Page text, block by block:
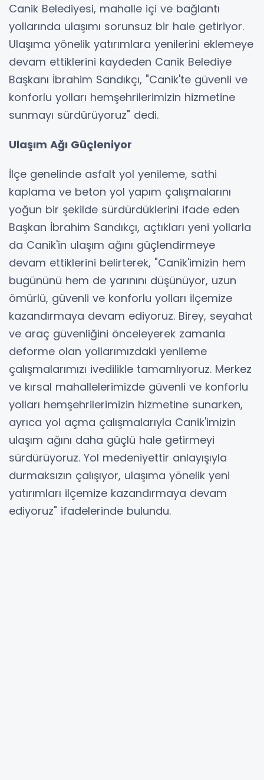
Canik Belediyesi, mahalle içi ve bağlantı
yollarında ulaşımı sorunsuz bir hale getiriyor.
Ulaşıma yönelik yatırımlara yenilerini eklemeye
devam ettiklerini kaydeden Canik Belediye
Başkanı İbrahim Sandıkçı, "Canik'te güvenli ve
konforlu yolları hemşehrilerimizin hizmetine
sunmayı sürdürüyoruz" dedi.
Ulaşım Ağı Güçleniyor
İlçe genelinde asfalt yol yenileme, sathi
kaplama ve beton yol yapım çalışmalarını
yoğun bir şekilde sürdürdüklerini ifade eden
Başkan İbrahim Sandıkçı, açtıkları yeni yollarla
da Canik'in ulaşım ağını güçlendirmeye
devam ettiklerini belirterek, "Canik'imizin hem
bugününü hem de yarınını düşünüyor, uzun
ömürlü, güvenli ve konforlu yolları ilçemize
kazandırmaya devam ediyoruz. Birey, seyahat
ve araç güvenliğini önceleyerek zamanla
deforme olan yollarımızdaki yenileme
çalışmalarımızı ivedilikle tamamlıyoruz. Merkez
ve kırsal mahallelerimizde güvenli ve konforlu
yolları hemşehrilerimizin hizmetine sunarken,
ayrıca yol açma çalışmalarıyla Canik'imizin
ulaşım ağını daha güçlü hale getirmeyi
sürdürüyoruz. Yol medeniyettir anlayışıyla
durmaksızın çalışıyor, ulaşıma yönelik yeni
yatırımları ilçemize kazandırmaya devam
ediyoruz" ifadelerinde bulundu.